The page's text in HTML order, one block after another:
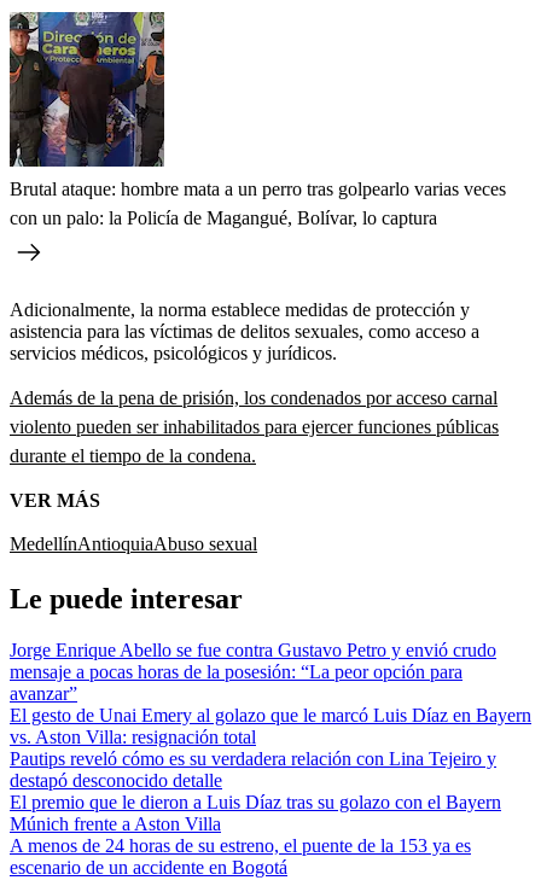
Brutal ataque: hombre mata a un perro tras golpearlo varias veces
con un palo: la Policía de Magangué, Bolívar, lo captura
Adicionalmente, la norma establece medidas de protección y
asistencia para las víctimas de delitos sexuales, como acceso a
servicios médicos, psicológicos y jurídicos.
Además de la pena de prisión, los condenados por acceso carnal
violento pueden ser inhabilitados para ejercer funciones públicas
durante el tiempo de la condena.
VER MÁS
MedellínAntioquiaAbuso sexual
Le puede interesar
Jorge Enrique Abello se fue contra Gustavo Petro y envió crudo
mensaje a pocas horas de la posesión: “La peor opción para
avanzar”
El gesto de Unai Emery al golazo que le marcó Luis Díaz en Bayern
vs. Aston Villa: resignación total
Pautips reveló cómo es su verdadera relación con Lina Tejeiro y
destapó desconocido detalle
El premio que le dieron a Luis Díaz tras su golazo con el Bayern
Múnich frente a Aston Villa
A menos de 24 horas de su estreno, el puente de la 153 ya es
escenario de un accidente en Bogotá